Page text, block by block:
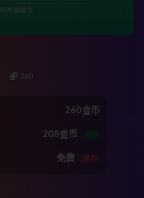
260
260金币
208金币 8折
免费 推荐